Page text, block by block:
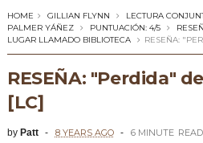
HOME GILLIAN FLYNN LECTURA
PALMER YÁÑEZ
PUNTUACIÓN: 4/5
LUGAR LLAMADO BIBLIOTECA
RESEÑA:
RESEÑA: "Perdida"
[LC]
by Patt 8 YEARS AGO 6 MINUTE READ